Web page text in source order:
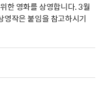
한 영화를 상영합니다. 3월
작은 붙임을 참고하시기